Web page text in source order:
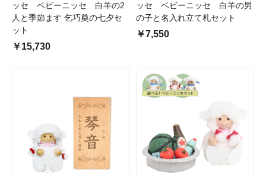
ッセ ベビーニッセ 白羊の2
人と季節ます 乞巧奠の七夕セ
ット
￥15,730
ッセ ベビーニッセ 白羊の男
の子と名入れ立て札セット
￥7,550